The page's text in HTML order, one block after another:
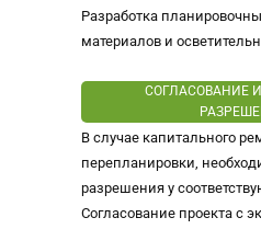
Разработка
материалов и
СОГЛАСОВАНИЕ
В случае капитального
перепланировки,
разрешения у
Согласование проекта с